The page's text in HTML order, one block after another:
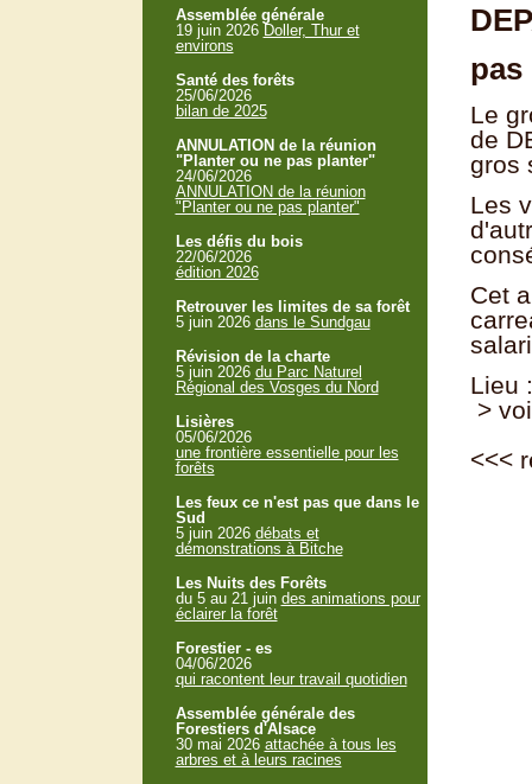
Le
de
gros
Les
Cet
Lieu
>
<<<
Assemblée générale
19 juin 2026 Doller, Thur et
environs
Santé des forêts
25/06/2026
bilan de 2025
ANNULATION de la réunion
"Planter ou ne pas planter"
24/06/2026
ANNULATION de la réunion
"Planter ou ne pas planter"
Les défis du bois
22/06/2026
édition 2026
Retrouver les limites de sa forêt
5 juin 2026 dans le Sundgau
Révision de la charte
5 juin 2026 du Parc Naturel
Régional des Vosges du Nord
Lisières
05/06/2026
une frontière essentielle pour les
forêts
Les feux ce n'est pas que dans le
Sud
5 juin 2026 débats et
démonstrations à Bitche
Les Nuits des Forêts
du 5 au 21 juin des animations pour
éclairer la forêt
Forestier - es
04/06/2026
qui racontent leur travail quotidien
Assemblée générale des
Forestiers d'Alsace
30 mai 2026 attachée à tous les
arbres et à leurs racines